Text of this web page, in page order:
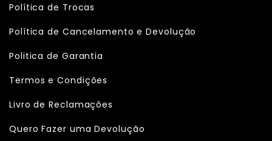
Política de Trocas
Política de Cancelamento e Devolução
Politica de Garantia
Termos e Condições
Livro de Reclamações
Quero Fazer uma Devolução